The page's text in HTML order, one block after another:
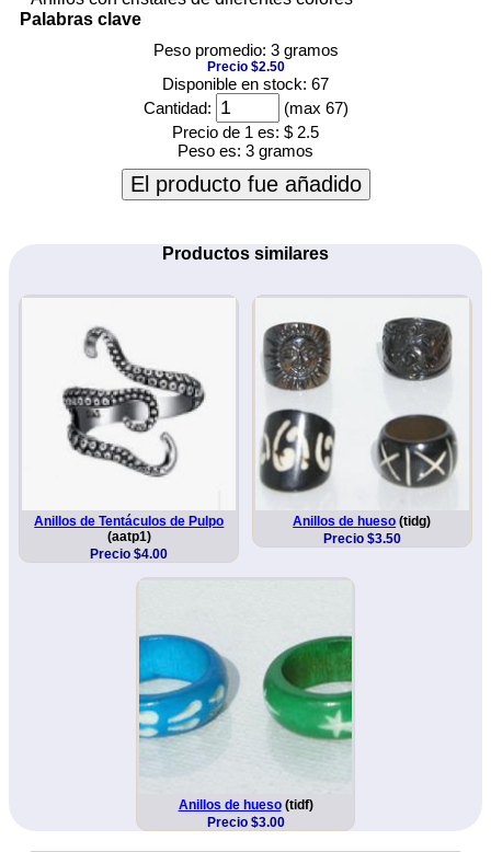
Palabras clave
Peso promedio: 3 gramos
Precio $2.50
Disponible en stock: 67
Cantidad:
(max 67)
Precio de 1 es: $ 2.5
Peso es: 3 gramos
El producto fue añadido
Productos similares
Anillos de Tentáculos de Pulpo
(aatp1)
Precio $4.00
Anillos de hueso (tidg)
Precio $3.50
Anillos de hueso(tidf)
Precio $3.00